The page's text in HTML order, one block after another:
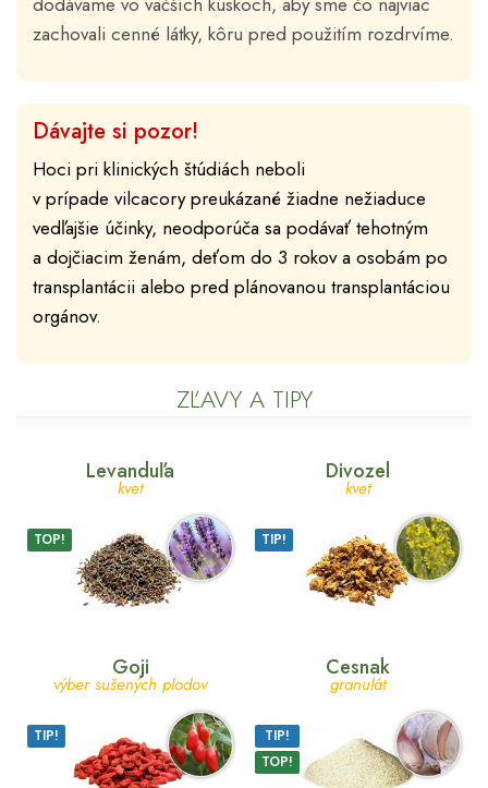
zachovali cenné látky, kôru pred použitím rozdrvíme.
Dávajte si pozor!
Hoci pri klinických štúdiách neboli
v prípade vilcacory preukázané žiadne nežiaduce
vedľajšie účinky, neodporúča sa podávať tehotným
a dojčiacim ženám, deťom do 3 rokov a osobám po
transplantácii alebo pred plánovanou transplantáciou
orgánov.
ZĽAVY A TIPY
Levanduľa
kvet
TOP!
Divozel
kvet
TIP!
Goji
výber sušených plodov
TIP!
Cesnak
granulát
TIP!
TOP!